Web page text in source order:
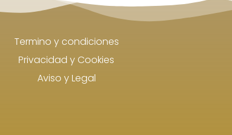
Termino y condiciones
Privacidad y Cookies
Aviso y Legal